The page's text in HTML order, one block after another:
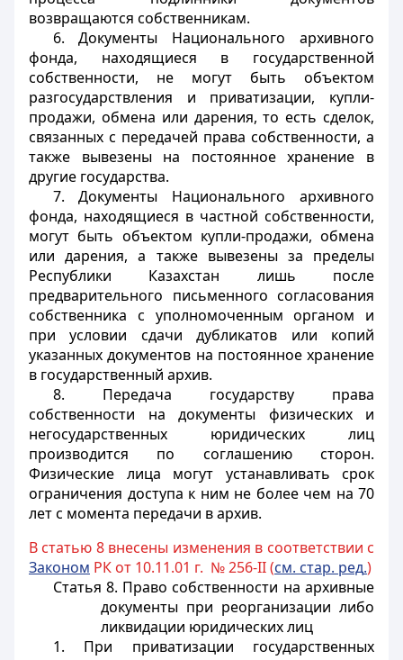
возвращаются собственникам.
6. Документы Национального архивного
фонда, находящиеся в государственной
собственности, не могут быть объектом
разгосударствления и приватизации, купли-
продажи, обмена или дарения, то есть сделок,
связанных с передачей права собственности, а
также вывезены на постоянное хранение в
другие государства.
7. Документы Национального архивного
фонда, находящиеся в частной собственности,
могут быть объектом купли-продажи, обмена
или дарения, а также вывезены за пределы
Республики Казахстан лишь после
предварительного письменного согласования
собственника с уполномоченным органом и
при условии сдачи дубликатов или копий
указанных документов на постоянное хранение
в государственный архив.
8. Передача государству права
собственности на документы физических и
негосударственных юридических лиц
производится по соглашению сторон.
Физические лица могут устанавливать срок
ограничения доступа к ним не более чем на 70
лет с момента передачи в архив.
В статью 8 внесены изменения в соответствии с
Законом РК от 10.11.01 г. № 256-II (см. стар. ред.)
Статья 8. Право собственности на архивные
документы при реорганизации либо
ликвидации юридических лиц
1. При приватизации государственных